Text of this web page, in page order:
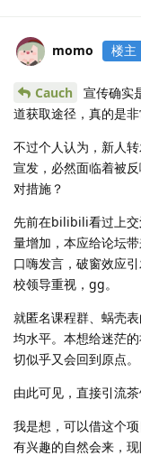
momo 楼主
Cauch
宣传确实
道获取途径，真的是非
不过个人认为，新人
宣发，必然面临着被
对措施？
先前在bilibili看过上交
量增加，本应给论坛
口嗨发言，破窗效应
校领导重视，gg。
就匿名课程群、蜗壳
均水平。本想给迷茫
切似乎又会回到原点。
由此可见，直接引流茶
我是想，可以借这个
有兴趣的自然会来，现